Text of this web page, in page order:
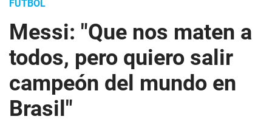
FÚTBOL
Messi: "Que nos maten a
todos, pero quiero salir
campeón del mundo en
Brasil"